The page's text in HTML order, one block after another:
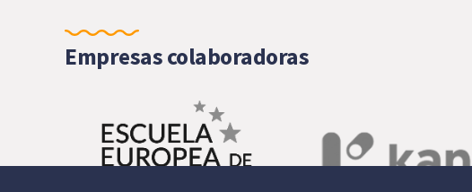
Empresas colaboradoras